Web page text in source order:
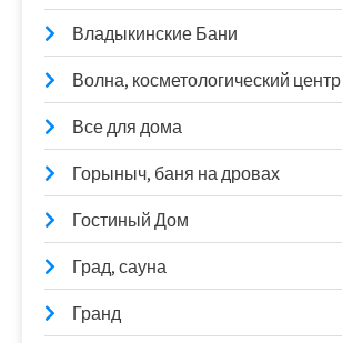
Владыкинские Бани
Волна, косметологический центр
Все для дома
Горыныч, баня на дровах
Гостиный Дом
Град, сауна
Гранд